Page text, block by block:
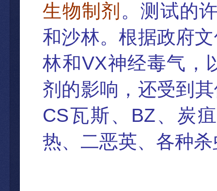
生物制剂 。测试的
和沙林。根据政府
林和VX神经毒气，
剂的影响，还受到
CS瓦斯、 BZ、炭
热、二恶英、各种